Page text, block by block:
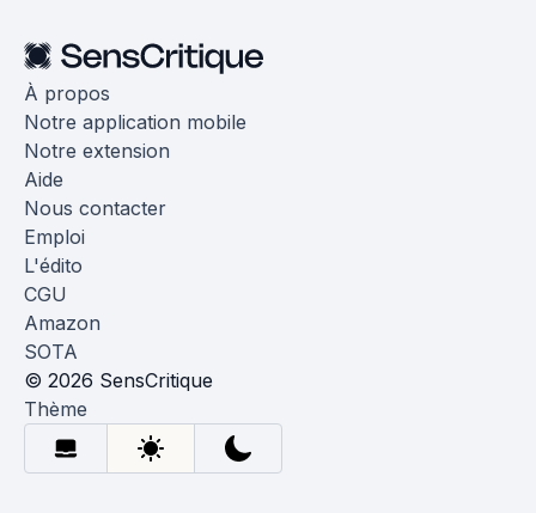
À propos
Notre application mobile
Notre extension
Aide
Nous contacter
Emploi
L'édito
CGU
Amazon
SOTA
© 2026 SensCritique
Thème